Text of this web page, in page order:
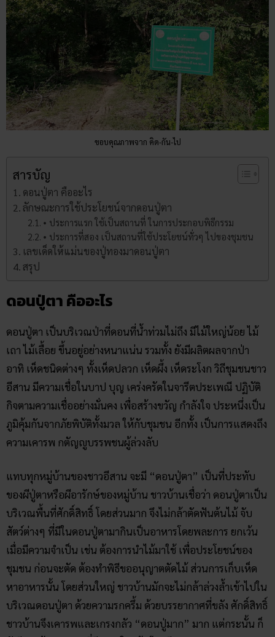
ขอบคุณภาพจาก คิด-กัน-ไป
สารบัญ
ดอนปู่ตา คืออะไร
ลักษณะการใช้ประโยชน์จากดอนปู่ตา
• ประการแรก ใช้เป็นสถานที่ ในการประกอบพิธีกรรม
• ประการที่สอง เป็นสถานที่ใช้ประโยชน์ทั่วๆ ไปของชุมชน
เลขเด็ดให้แม่นของปู่ทองมาดอนปู่ตา
สรุป
ดอนปู่ตา คืออะไร
ดอนปู่ตา เป็นบริเวณป่าที่ดอนที่น้ำท่วมไม่ถึง มีไม้ใหญ่น้อย ไม้
เถา ไม้เลื้อย ขึ้นอยู่อย่างหนาแน่น รวมทั้ง ยังมีผลิตผลจากป่า
อาทิ เห็ดชนิดต่างๆ ทั้งเห็ดปลวก เห็ดผึ้ง เห็ดระโงก วิถีชุมชนชาว
อีสาน มีความเชื่อในบาป บุญ เคร่งครัดในจารีตประเพณี ปฏิบัติ
กิจตามความเชื่ออย่างมั่นคง เพื่อสร้างขวัญ กำลังใจ ประหนึ่งเป็น
ภูมิคุ้มกันจากภัยพิบัติทั้งมวล ให้กับชุมชน อีกทั้ง เป็นการแสดงถึง
ความเคารพ กตัญญูบรรพชนผู้ล่วงลับ
แทบทุกหมู่บ้านของชาวอีสาน จะมี “ดอนปู่ตา” เป็นที่ประทับ
ของผีปู่ตาหรือผีอารักษ์ของหมู่บ้าน ชาวบ้านเชื่อว่า ดอนปู่ตาเป็น
บริเวณพื้นที่ศักดิ์สิทธิ์ โดยส่วนมาก จึงไม่กล้าตัดฟันต้นไม้ จับ
สัตว์ต่างๆ ที่มีในดอนปู่ตามากินเป็นอาหารโดยพละการ ยกเว้น
เมื่อมีความจำเป็น เช่น ต้องการนำไม้มาใช้ เพื่อประโยชน์ของ
ชุมชน ก่อนจะตัด ต้องทำพิธีขออนุญาตตัดไม้ ส่วนการเก็บเห็ด
หาอาหารนั้น โดยส่วนใหญ่ ชาวบ้านมักจะไม่กล้าล่วงล้ำเข้าไปใน
บริเวณดอนปู่ตา ด้วยความรกครึ้ม ด้วยบรรยากาศที่ขลัง ศักดิ์สิทธิ์
ชาวบ้านจึงเคารพและเกรงกลัว “ดอนปู่มาก” มาก แต่กระนั้น ก็